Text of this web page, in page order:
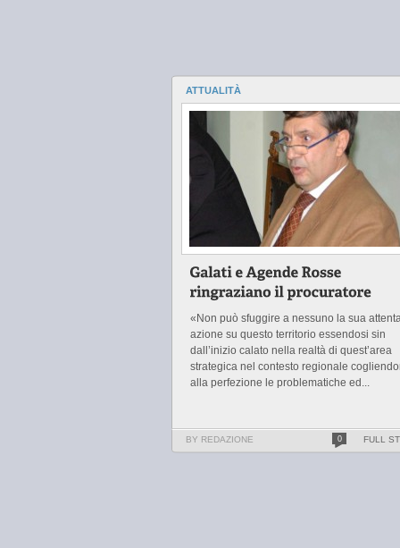
ATTUALITÀ
«Non può sfuggire a nessuno la sua attenta
azione su questo territorio essendosi sin
dall’inizio calato nella realtà di quest’area
strategica nel contesto regionale
alla perfezione le problematiche ed...
BY REDAZIONE 0 FULL